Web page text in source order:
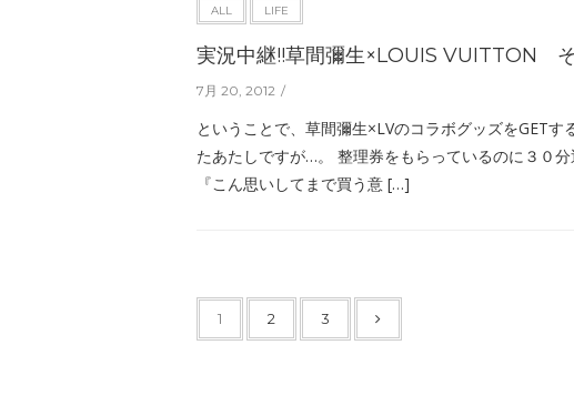
ALL LIFE
実況中継!!草間彌生×LOUIS VUITTON
7月 20, 2012
ということで、草間彌生×LVのコラボグッズをGET
たあたしですが…。 整理券をもらっているのに３０
『こん思いしてまで買う意 […]
1 2 3